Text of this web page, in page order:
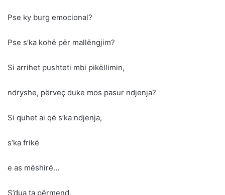
Pse ky burg emocional?
Pse s’ka kohë për mallëngjim?
Si arrihet pushteti mbi pikëllimin,
ndryshe, përveç duke mos pasur ndjenja?
Si quhet ai që s’ka ndjenja,
s’ka frikë
e as mëshirë…
S’dua ta përmend.